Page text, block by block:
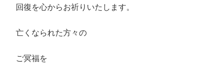
回復を心からお祈りいたします。
亡くなられた方々の
ご冥福を